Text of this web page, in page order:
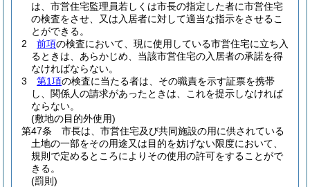
は、市営住宅監理員若しくは市長の指定した者に市営住宅
の検査をさせ、又は入居者に対して適当な指示をさせるこ
とができる。
2
前項の検査において、現に使用している市営住宅に立ち入
るときは、あらかじめ、当該市営住宅の入居者の承諾を得
なければならない。
3
第1項の検査に当たる者は、その職責を示す証票を携帯
し、関係人の請求があったときは、これを提示しなければ
ならない。
(敷地の目的外使用)
第47条
市長は、市営住宅及び共同施設の用に供されている
土地の一部をその用途又は目的を妨げない限度において、
規則で定めるところによりその使用の許可をすることがで
きる。
(罰則)